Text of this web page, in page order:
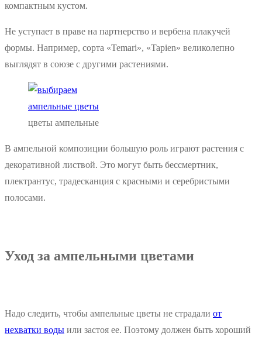
компактным кустом.
Не уступает в праве на партнерство и вербена плакучей
формы. Например, сорта «Temari», «Tapien» великолепно
выглядят в союзе с другими растениями.
цветы ампельные
В ампельной композиции большую роль играют растения с
декоративной листвой. Это могут быть бессмертник,
плектрантус, традесканция с красными и серебристыми
полосами.
Уход за ампельными цветами
Надо следить, чтобы ампельные цветы не страдали от
нехватки воды или застоя ее. Поэтому должен быть хороший